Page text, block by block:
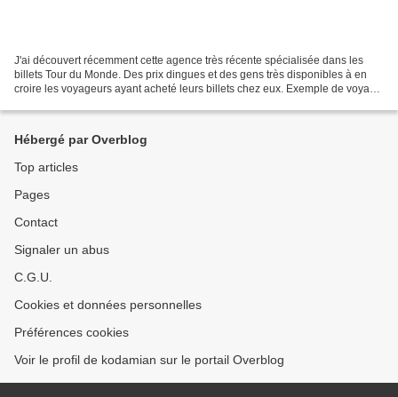
J'ai découvert récemment cette agence très récente spécialisée dans les
billets Tour du Monde. Des prix dingues et des gens très disponibles à en
croire les voyageurs ayant acheté leurs billets chez eux. Exemple de voyage
Hébergé par Overblog
Top articles
Pages
Contact
Signaler un abus
C.G.U.
Cookies et données personnelles
Préférences cookies
Voir le profil de kodamian sur le portail Overblog